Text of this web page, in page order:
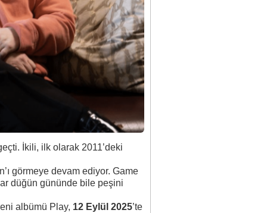
İkili, ilk olarak 2011’deki
görmeye devam ediyor. Game
düğün gününde bile peşini
albümü Play, 12 Eylül 2025’te